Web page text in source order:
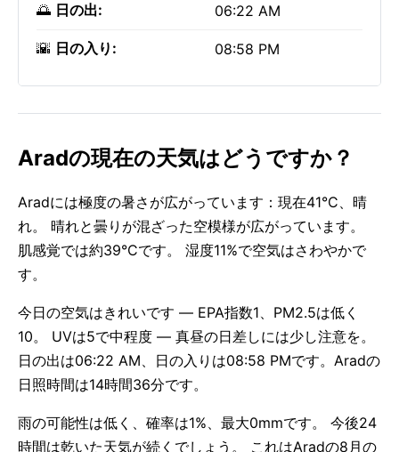
🌅 日の出: 06:22 AM
🌇 日の入り: 08:58 PM
Aradの現在の天気はどうですか？
Aradには極度の暑さが広がっています：現在41°C、晴
れ。 晴れと曇りが混ざった空模様が広がっています。
肌感覚では約39°Cです。 湿度11%で空気はさわやかで
す。
今日の空気はきれいです — EPA指数1、PM2.5は低く
10。 UVは5で中程度 — 真昼の日差しには少し注意を。
日の出は06:22 AM、日の入りは08:58 PMです。Aradの
日照時間は14時間36分です。
雨の可能性は低く、確率は1%、最大0mmです。 今後24
時間は乾いた天気が続くでしょう。 これはAradの8月の